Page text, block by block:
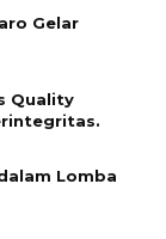
Gelar
Quality
Lomba